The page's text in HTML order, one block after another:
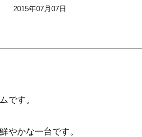
2015年07月07日
です。
やかな一台です。